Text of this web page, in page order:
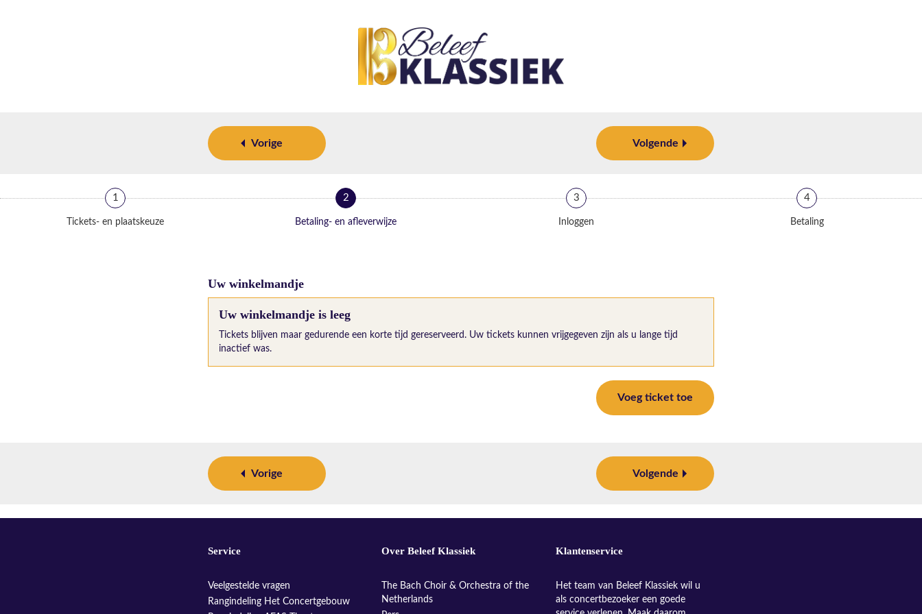
Vorige Volgende
1
Tickets- en plaatskeuze
2
Betaling- en afleverwijze
3
Inloggen
4
Betaling
Uw winkelmandje
Uw winkelmandje is leeg
Tickets blijven maar gedurende een korte tijd gereserveerd. Uw tickets kunnen vrijgegeven zijn als u lange tijd
inactief was.
Voeg ticket toe
Vorige Volgende
Service
Veelgestelde vragen
Rangindeling Het Concertgebouw
Over Beleef Klassiek
The Bach Choir & Orchestra of the
Netherlands
Klantenservice
Het team van Beleef Klassiek wil u
als concertbezoeker een goede